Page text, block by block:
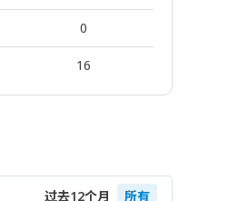
0
16
过去12个月 所有